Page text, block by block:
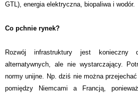
GTL), energia elektryczna, biopaliwa i wodór.
Co pchnie rynek?
Rozwój infrastruktury jest
alternatywnych, ale nie wystarczający.
normy unijne. Np. dziś nie można
pomiędzy Niemcami a Francją,